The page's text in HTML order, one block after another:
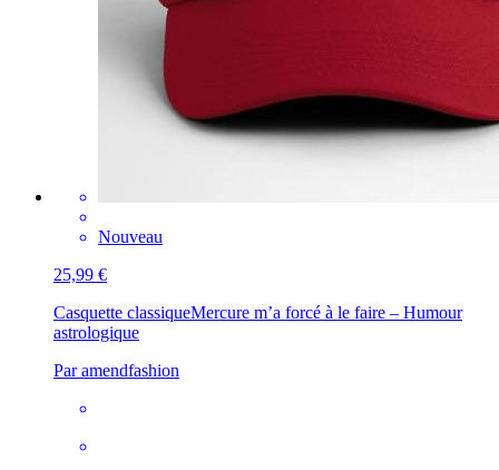
Nouveau
25,99 €
Casquette classiqueMercure m’a forcé à le faire – Humour
astrologique
Par amendfashion